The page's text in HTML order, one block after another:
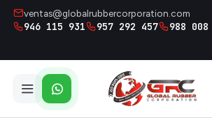
ventas@globalrubbercorporation.com
946 115 931 957 292 457 988 008